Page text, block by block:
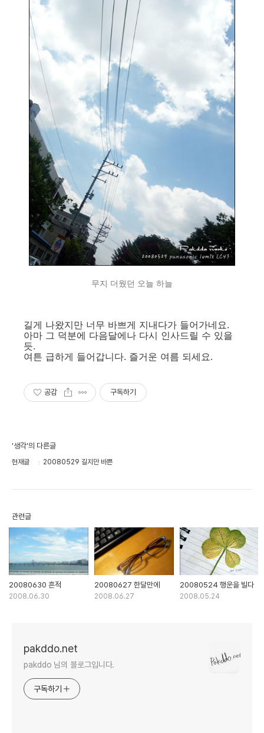
무지 더웠던 오늘 하늘
길게 나왔지만 너무 바쁘게 지내다가 들어가네요.
아마 그 덕분에 다음달에나 다시 인사드릴 수 있을
듯.
여튼 급하게 들어갑니다. 즐거운 여름 되세요.
공감 구독하기
'생각'의 다른글
현재글 20080529 길지만 바쁜
관련글
20080630 흔적
2008.06.30
20080627 한달만에
2008.06.27
20080524 행운을 빌다
2008.05.24
pakddo.net
pakddo 님의 블로그입니다.
구독하기